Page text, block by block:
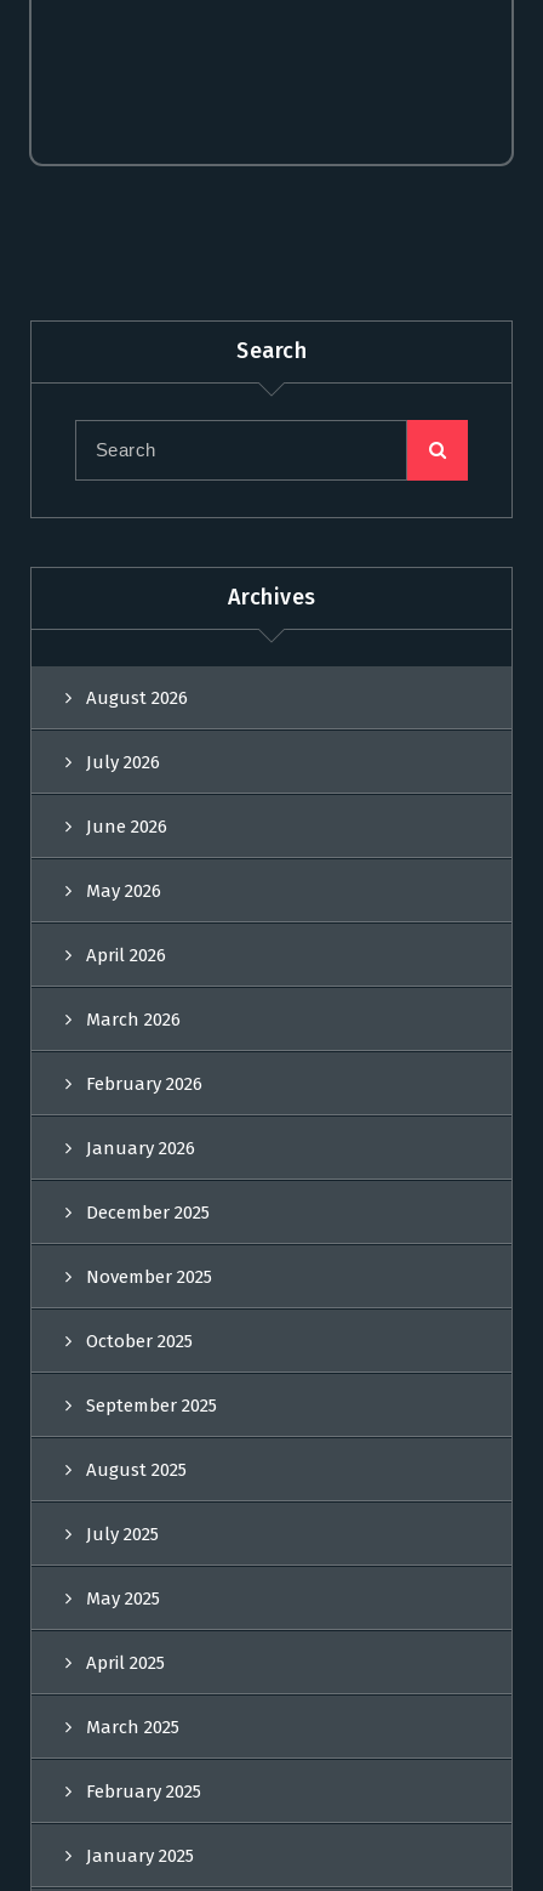
Search
Archives
August 2026
July 2026
June 2026
May 2026
April 2026
March 2026
February 2026
January 2026
December 2025
November 2025
October 2025
September 2025
August 2025
July 2025
May 2025
April 2025
March 2025
February 2025
January 2025